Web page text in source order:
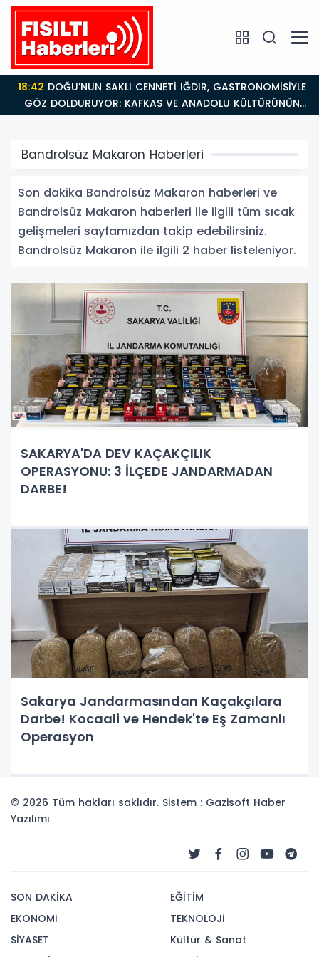
18:42DOĞU’NUN SAKLI CENNETİ IĞDIR, GASTRONOMİSİYLE
GÖZ DOLDURUYOR: KAFKAS VE ANADOLU KÜLTÜRÜNÜN
BULUŞMA NOKTASI
Bandrolsüz Makaron Haberleri
Son dakika Bandrolsüz Makaron haberleri ve
Bandrolsüz Makaron haberleri ile ilgili tüm sıcak
gelişmeleri sayfamızdan takip edebilirsiniz.
Bandrolsüz Makaron ile ilgili 2 haber listeleniyor.
SAKARYA'DA DEV KAÇAKÇILIK
OPERASYONU: 3 İLÇEDE JANDARMADAN
DARBE!
Sakarya Jandarmasından Kaçakçılara
Darbe! Kocaali ve Hendek'te Eş Zamanlı
Operasyon
© 2026 Tüm hakları saklıdır. Sistem : Gazisoft Haber
Yazılımı
SON DAKİKA
EKONOMİ
SİYASET
EĞİTİM
TEKNOLOJİ
Kültür & Sanat